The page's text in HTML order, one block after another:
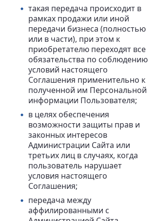
такая передача происходит в
рамках продажи или иной
передачи бизнеса (полностью
или в части), при этом к
приобретателю переходят все
обязательства по соблюдению
условий настоящего
Соглашения применительно к
полученной им Персональной
информации Пользователя;
в целях обеспечения
возможности защиты прав и
законных интересов
Администрации Сайта или
третьих лиц в случаях, когда
пользователь нарушает
условия настоящего
Соглашения;
передача между
аффилированными с